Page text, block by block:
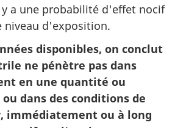
a une probabilité d'effet nocif
niveau d'exposition.
disponibles, on conclut
ne pénètre pas dans
en une quantité ou
dans des conditions de
immédiatement ou à long